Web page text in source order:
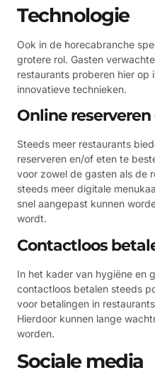
Technologie
Ook in de horecabranche
grotere rol. Gasten
restaurants proberen hier op
innovatieve technieken.
Online
Steeds meer restaurants
reserveren en/of eten te
voor zowel de gasten als de
steeds meer digitale
snel aangepast kunnen
wordt.
Contactloos
In het kader van hygiëne en
contactloos betalen steeds
voor betalingen in
Hierdoor kunnen lange
worden.
Sociale media